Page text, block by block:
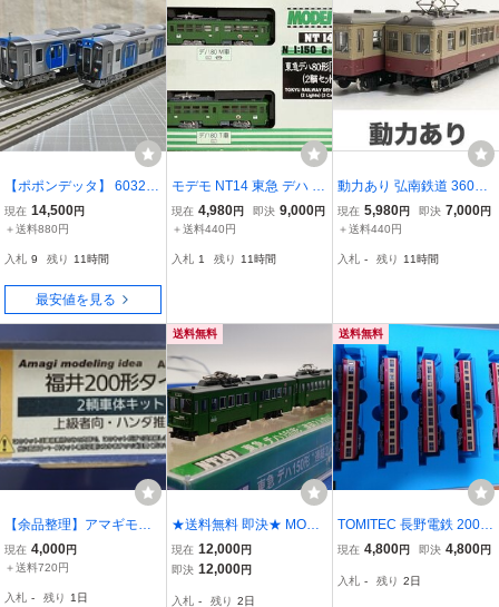
【ポポンデッタ】 6032
阪神5700系 5701編成登
場時 4両セット
現在 14,500円
＋送料880円
入札 9 残り 11時間
最安値を見る
モデモ NT14 東急 デハ 80
形 2灯型 2両セット
現在 4,980円 即決 9,000円
＋送料440円
入札 1 残り 11時間
動力あり 弘南鉄道 3600
形 2両編成 (旧 東急 デハ3
600形) 鉄道コレクション
現在 5,980円 即決 7,000円
＋送料440円
入札 - 残り 11時間
【余品整理】アマギモデ
リングイデア 福井鉄道2
00形タイプ 車体キット
現在 4,000円
＋送料720円
入札 - 残り 1日
送料無料
★送料無料 即決★ MODE
MO モデモ NT147 東急 デ
ハ150形 (連結2人のり )2
現在 12,000円
即決 12,000円
入札 - 残り 2日
送料無料
TOMITEC 長野電鉄 2000
系 5両セット 動力組込み
現在 4,800円 即決 4,800円
入札 - 残り 2日